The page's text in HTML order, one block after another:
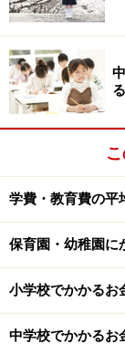
●入学金と授業
かえつ有
間の年次更
攻玉社（各
1年次の
●入学金と授業
栄東（3年
設設備拡
金・授業
年度の選考
学費・教育費の平
保育園・幼稚園に
小学校でかかるお
中学校でかかるお